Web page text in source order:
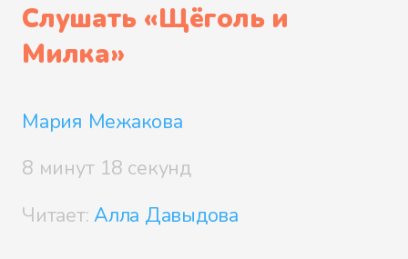
Слушать «Щёголь и
Милка»
Мария Межакова
8 минут 18 секунд
Читает:Алла Давыдова